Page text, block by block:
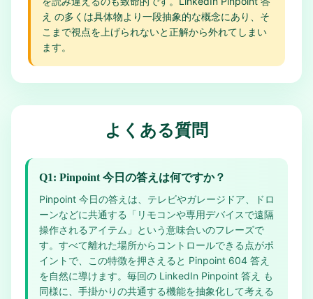
え の多くは具体物より一段抽象的な概念にあり、そ
こまで視点を上げられないと正解から外れてしまい
ます。
よくある質問
Q1: Pinpoint 今日の答えは何ですか？
Pinpoint 今日の答えは、テレビやガレージドア、ドロ
ーンなどに共通する「リモコンや専用デバイスで遠隔
操作されるアイテム」という意味合いのフレーズで
す。すべて離れた場所からコントロールできる点がポ
イントで、この特徴を押さえると Pinpoint 604 答え
を自然に導けます。毎回の LinkedIn Pinpoint 答え も
同様に、手掛かりの共通する機能を抽象化して考える